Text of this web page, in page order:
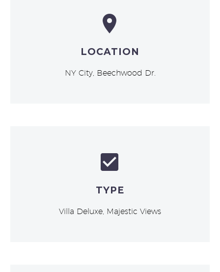


LOCATION
NY City, Beechwood Dr.


TYPE
Villa Deluxe, Majestic Views